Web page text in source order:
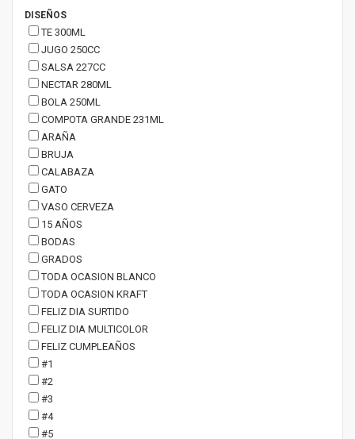
DISEÑOS
TE 300ML
JUGO 250CC
SALSA 227CC
NECTAR 280ML
BOLA 250ML
COMPOTA GRANDE 231ML
ARAÑA
BRUJA
CALABAZA
GATO
VASO CERVEZA
15 AÑOS
BODAS
GRADOS
TODA OCASION BLANCO
TODA OCASION KRAFT
FELIZ DIA SURTIDO
FELIZ DIA MULTICOLOR
FELIZ CUMPLEAÑOS
#1
#2
#3
#4
#5